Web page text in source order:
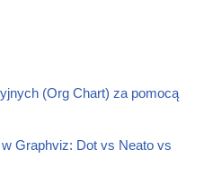
(Org Chart) za pomocą
Graphviz: Dot vs Neato vs